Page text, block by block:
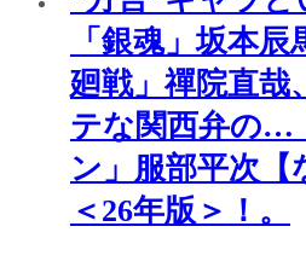
「銀魂」坂本
廻戦」禪院直哉
テな関西弁の…
ン」服部平次【
＜26年版＞！。